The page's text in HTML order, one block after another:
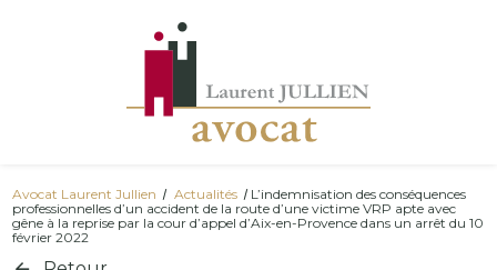
Avocat Laurent Jullien Actualités
L’indemnisation des conséquences
professionnelles d’un accident de la route d’une victime VRP apte avec
gêne à la reprise par la cour d’appel d’Aix-en-Provence dans un arrêt du 10
février 2022